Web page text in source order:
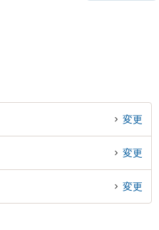
変更
変更
変更